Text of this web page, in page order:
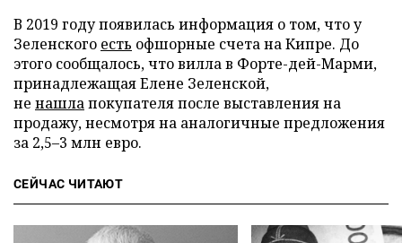
В 2019 году появилась информация о том, что у
Зеленского есть офшорные счета на Кипре. До
этого сообщалось, что вилла в Форте-дей-Марми,
принадлежащая Елене Зеленской,
не нашлапокупателя после выставления на
продажу, несмотря на аналогичные предложения
за 2,5–3 млн евро.
СЕЙЧАС ЧИТАЮТ